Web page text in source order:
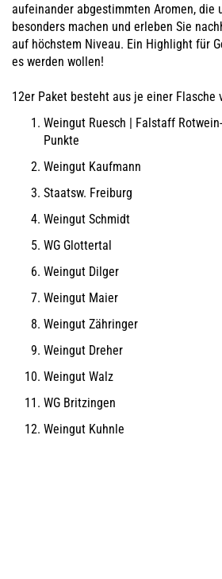
aufeinander abgestimmten Aromen, die
besonders machen und erleben Sie
auf höchstem Niveau. Ein Highlight für
es werden wollen!
12er Paket besteht aus je einer Flasche
Weingut Ruesch | Falstaff
Punkte
Weingut Kaufmann
Staatsw. Freiburg
Weingut Schmidt
WG Glottertal
Weingut Dilger
Weingut Maier
Weingut Zähringer
Weingut Dreher
Weingut Walz
WG Britzingen
Weingut Kuhnle